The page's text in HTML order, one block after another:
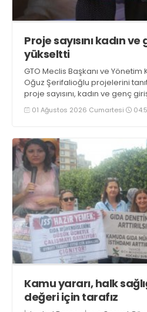
Proje sayısını kadın ve gençler için 12’ye
yükseltti
GTO Meclis Başkanı ve Yönetim
Oğuz Şerifalioğlu projelerini
proje sayısını, kadın ve genç
projeleri ile 12’ye çıkarttı.
03 Ağustos’ta açacak
01 Ağustos 2026 Cumartesi
Kamu yararı, halk
değeri için tarafız